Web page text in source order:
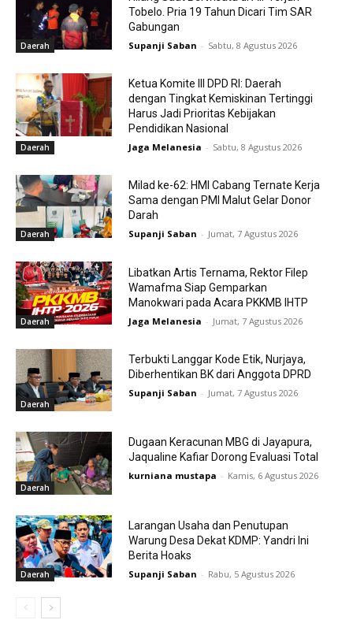
Daerah
Tobelo. Pria 19 Tahun Dicari Tim SAR
Gabungan
Supanji Saban - Sabtu, 8 Agustus 2026
Daerah
Ketua Komite III DPD RI: Daerah
dengan Tingkat Kemiskinan Tertinggi
Harus Jadi Prioritas Kebijakan
Pendidikan Nasional
Jaga Melanesia - Sabtu, 8 Agustus 2026
Daerah
Milad ke-62: HMI Cabang Ternate Kerja
Sama dengan PMI Malut Gelar Donor
Darah
Supanji Saban - Jumat, 7 Agustus 2026
Daerah
Libatkan Artis Ternama, Rektor Filep
Wamafma Siap Gemparkan
Manokwari pada Acara PKKMB IHTP
Jaga Melanesia - Jumat, 7 Agustus 2026
Daerah
Terbukti Langgar Kode Etik, Nurjaya,
Diberhentikan BK dari Anggota DPRD
Supanji Saban - Jumat, 7 Agustus 2026
Daerah
Dugaan Keracunan MBG di Jayapura,
Jaqualine Kafiar Dorong Evaluasi Total
kurniana mustapa - Kamis, 6 Agustus 2026
Daerah
Larangan Usaha dan Penutupan
Warung Desa Dekat KDMP: Yandri Ini
Berita Hoaks
Supanji Saban - Rabu, 5 Agustus 2026